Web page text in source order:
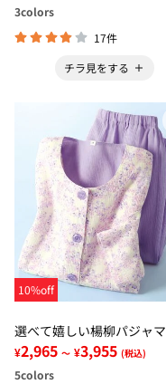
3colors
17件
チラ見をする
10%off
選べて嬉しい楊柳パジャマ
¥2,965 ～ ¥3,955 (税込)
5colors